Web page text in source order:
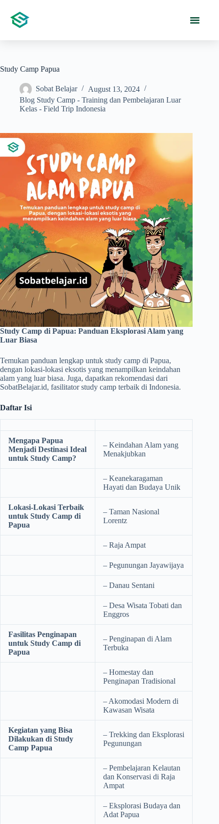
Study Camp Papua
Sobat Belajar
August 13, 2024
Blog Study Camp - Training dan Pembelajaran Luar
Kelas - Field Trip Indonesia
Study Camp di Papua: Panduan Eksplorasi Alam yang
Luar Biasa
Temukan panduan lengkap untuk study camp di Papua,
dengan lokasi-lokasi eksotis yang menampilkan keindahan
alam yang luar biasa. Juga, dapatkan rekomendasi dari
SobatBelajar.id, fasilitator study camp terbaik di Indonesia.
Daftar Isi
Mengapa Papua
Menjadi Destinasi Ideal
untuk Study Camp?
– Keindahan Alam yang
Menakjubkan
– Keanekaragaman
Hayati dan Budaya Unik
Lokasi-Lokasi Terbaik
untuk Study Camp di
Papua
– Taman Nasional
Lorentz
– Raja Ampat
– Pegunungan Jayawijaya
– Danau Sentani
– Desa Wisata Tobati dan
Enggros
Fasilitas Penginapan
untuk Study Camp di
Papua
– Penginapan di Alam
Terbuka
– Homestay dan
Penginapan Tradisional
– Akomodasi Modern di
Kawasan Wisata
Kegiatan yang Bisa
Dilakukan di Study
Camp Papua
– Trekking dan Eksplorasi
Pegunungan
– Pembelajaran Kelautan
dan Konservasi di Raja
Ampat
– Eksplorasi Budaya dan
Adat Papua